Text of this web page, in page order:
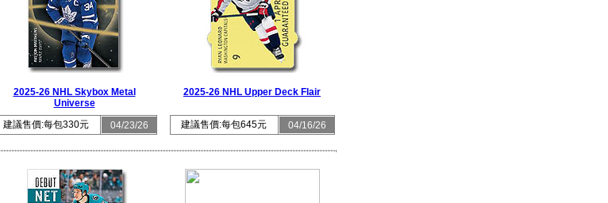
2025-26 NHL Skybox Metal
Universe
建議售價:每包330元
04/23/26
2025-26 NHL Upper Deck Flair
建議售價:每包645元 04/16/26